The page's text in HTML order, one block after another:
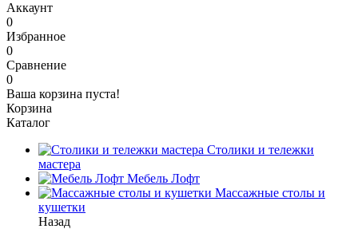
Аккаунт
0
Избранное
0
Сравнение
0
Ваша корзина пуста!
Корзина
Каталог
Столики и тележки
мастера
Мебель Лофт
Массажные столы и
кушетки
Назад